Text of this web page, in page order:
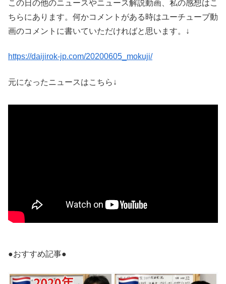
この日の他のニュースやニュース解説動画、私の感想はこ
ちらにあります。何かコメントがある時はユーチューブ動
画のコメントに書いていただければと思います。↓
https://daijirok-jp.com/20200605_mokuji/
元になったニュースはこちら↓
●おすすめ記事●